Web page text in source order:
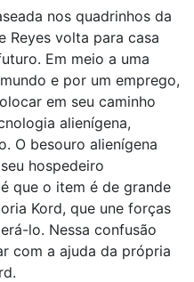
nos quadrinhos da
Reyes volta para casa
Em meio a uma
e por um emprego,
em seu caminho
alienígena,
O besouro alienígena
hospedeiro
que o item é de grande
Kord, que une forças
lo. Nessa confusão
com a ajuda da própria